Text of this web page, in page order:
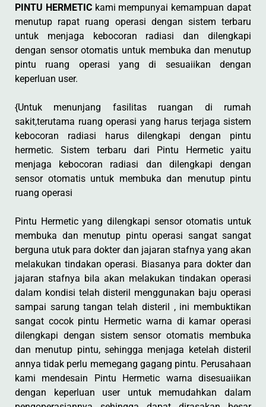
PINTU HERMETICkami mempunyai kemampuan dapat
menutup rapat ruang operasi dengan sistem terbaru
untuk menjaga kebocoran radiasi dan dilengkapi
dengan sensor otomatis untuk membuka dan menutup
pintu ruang operasi yang di sesuaiikan dengan
keperluan user.
{Untuk menunjang fasilitas ruangan di rumah
sakit,terutama ruang operasi yang harus terjaga sistem
kebocoran radiasi harus dilengkapi dengan pintu
hermetic. Sistem terbaru dari Pintu Hermetic yaitu
menjaga kebocoran radiasi dan dilengkapi dengan
sensor otomatis untuk membuka dan menutup pintu
ruang operasi
Pintu Hermetic yang dilengkapi sensor otomatis untuk
membuka dan menutup pintu operasi sangat sangat
berguna utuk para dokter dan jajaran stafnya yang akan
melakukan tindakan operasi. Biasanya para dokter dan
jajaran stafnya bila akan melakukan tindakan operasi
dalam kondisi telah disteril menggunakan baju operasi
sampai sarung tangan telah disteril , ini membuktikan
sangat cocok pintu Hermetic warna di kamar operasi
dilengkapi dengan sistem sensor otomatis membuka
dan menutup pintu, sehingga menjaga ketelah disteril
annya tidak perlu memegang gagang pintu. Perusahaan
kami mendesain Pintu Hermetic warna disesuaiikan
dengan keperluan user untuk memudahkan dalam